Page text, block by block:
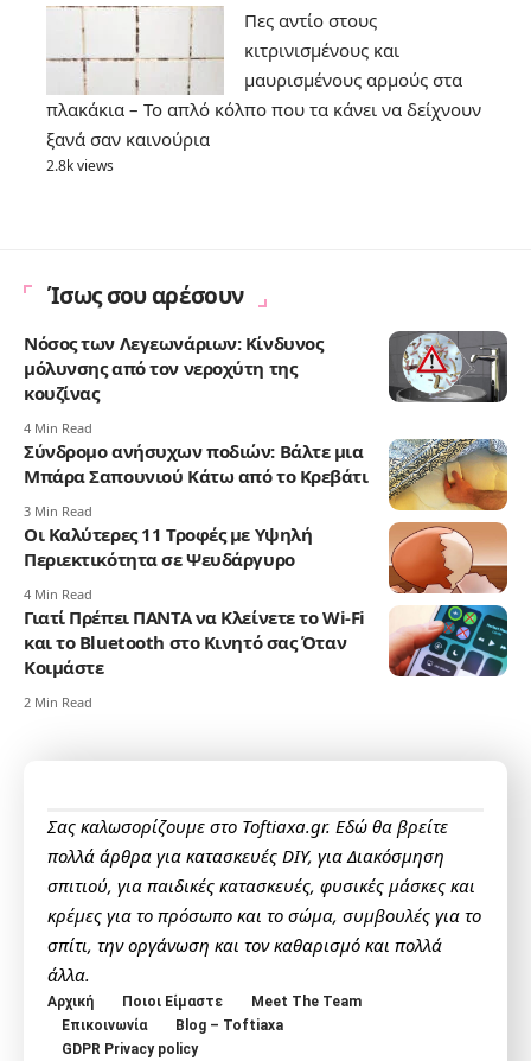
Πες αντίο στους
κιτρινισμένους και
μαυρισμένους αρμούς στα
πλακάκια – Το απλό κόλπο που τα κάνει να δείχνουν
ξανά σαν καινούρια
2.8k views
Ίσως σου αρέσουν
Νόσος των Λεγεωνάριων: Κίνδυνος
μόλυνσης από τον νεροχύτη της
κουζίνας
4 Min Read
Σύνδρομο ανήσυχων ποδιών: Βάλτε μια
Μπάρα Σαπουνιού Κάτω από το Κρεβάτι
3 Min Read
Οι Καλύτερες 11 Τροφές με Υψηλή
Περιεκτικότητα σε Ψευδάργυρο
4 Min Read
Γιατί Πρέπει ΠΑΝΤΑ να Κλείνετε το Wi-Fi
και το Bluetooth στο Κινητό σας Όταν
Κοιμάστε
2 Min Read
Σας καλωσορίζουμε στο Toftiaxa.gr. Εδώ θα βρείτε
πολλά άρθρα για κατασκευές DIY, για Διακόσμηση
σπιτιού, για παιδικές κατασκευές, φυσικές μάσκες και
κρέμες για το πρόσωπο και το σώμα, συμβουλές για το
σπίτι, την οργάνωση και τον καθαρισμό και πολλά
άλλα.
Αρχική Ποιοι Είμαστε
Meet The Team
Επικοινωνία
Blog – Toftiaxa
GDPR Privacy policy